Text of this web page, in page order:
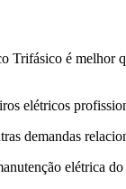
Trifásico é
elétricos
demandas
elétrica